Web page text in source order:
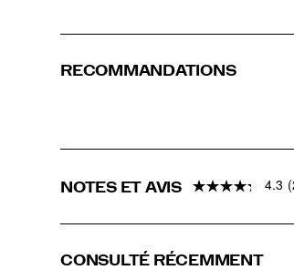
RECOMMANDATIONS
NOTES ET AVIS 4.3
CONSULTÉ RÉCEMMENT